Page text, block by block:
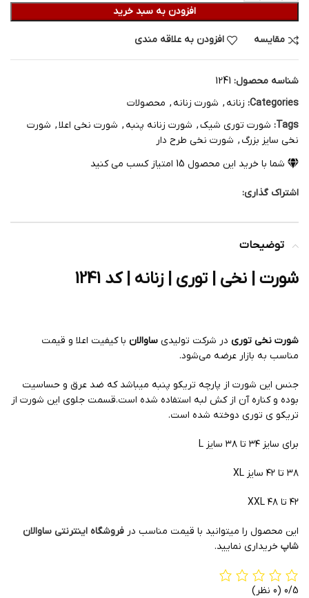
افزودن به سبد خرید
مقایسه افزودن به علاقه مندی
شناسه محصول: 1241
Categories: زنانه , شورت زنانه , محصولات
Tags: شورت توری شیک, شورت زنانه پنبه , شورت نخی اعلا, شورت
نخی سایز بزرگ , شورت نخی طرح دار
شما با خرید این محصول 15 امتیاز کسب می کنید
اشتراک گذاری:
توضیحات
شورت | نخی | توری | زنانه | کد 1241
شورت نخی توری در شرکت تولیدی ساوالان با کیفیت اعلا و قیمت
مناسب به بازار عرضه می‌شود.
جنس این شورت از پارچه تریکو پنبه میباشد که ضد عرق و حساسیت
بوده و کناره آن از کش لبه استفاده شده است.قسمت جلوی این شورت از
تریکو ی توری دوخته شده است.
برای سایز ۳۴ تا ۳۸ سایز L
۳۸ تا ۴۲ سایز XL
۴۲ تا ۴۸ XXL
این محصول را میتوانید با قیمت مناسب در فروشگاه اینترنتی ساوالان
شاپ خریداری نمایید.
0/5 (0 نظر)